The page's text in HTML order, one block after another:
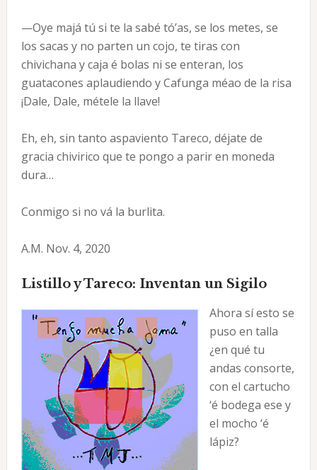
—Oye majá tú si te la sabé tó’as, se los metes, se
los sacas y no parten un cojo, te tiras con
chivichana y caja é bolas ni se enteran, los
guatacones aplaudiendo y Cafunga méao de la risa
¡Dale, Dale, métele la llave!
Eh, eh, sin tanto aspaviento Tareco, déjate de
gracia chivirico que te pongo a parir en moneda
dura…
Conmigo si no vá la burlita.
A.M. Nov. 4, 2020
Listillo y Tareco: Inventan un Sigilo
Ahora sí esto se
puso en talla
¿en qué tu
andas consorte,
con el cartucho
‘é bodega ese y
el mocho ‘é
lápiz?